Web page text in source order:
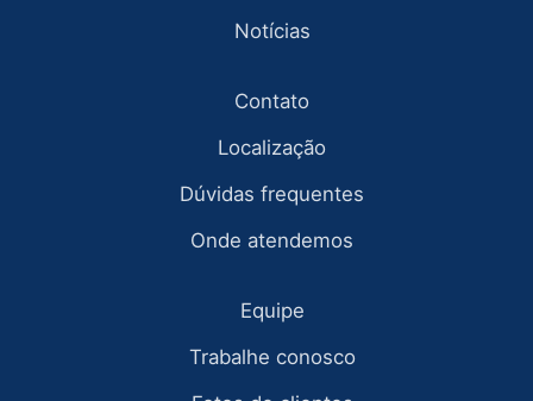
Notícias
Contato
Localização
Dúvidas frequentes
Onde atendemos
Equipe
Trabalhe conosco